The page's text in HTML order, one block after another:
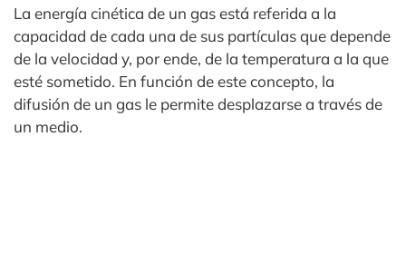
La energía cinética de un gas está referida a la
capacidad de cada una de sus partículas que depende
de la velocidad y, por ende, de la temperatura a la que
esté sometido. En función de este concepto, la
difusión de un gas le permite desplazarse a través de
un medio.